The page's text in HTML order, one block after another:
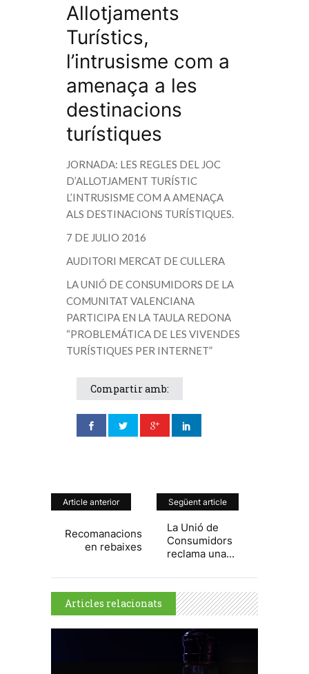
Allotjaments
Turístics,
l’intrusisme com a
amenaça a les
destinacions
turístiques
JORNADA: LES REGLES DEL JOC
D’ALLOTJAMENT TURÍSTIC
L’INTRUSISME COM A AMENAÇA
ALS DESTINACIONS TURÍSTIQUES.
7 DE JULIO 2016
AUDITORI MERCAT DE CULLERA
LA UNIÓ DE CONSUMIDORS DE LA
COMUNITAT VALENCIANA
PARTICIPA EN LA TAULA REDONA
“PROBLEMÁTICA DE LES VIVENDES
TURÍSTIQUES PER INTERNET”
Compartir amb:
Article anterior
Recomanacions
en rebaixes
Següent article
La Unió de
Consumidors
reclama una...
Articles relacionats